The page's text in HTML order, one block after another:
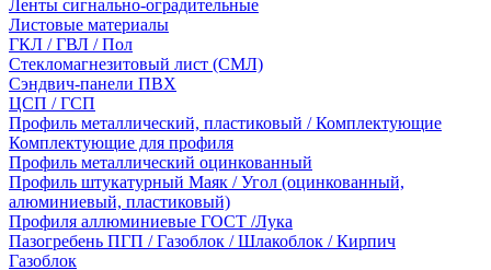
Ленты сигнально-оградительные
Листовые материалы
ГКЛ / ГВЛ / Пол
Стекломагнезитовый лист (СМЛ)
Сэндвич-панели ПВХ
ЦСП / ГСП
Профиль металлический, пластиковый / Комплектующие
Комплектующие для профиля
Профиль металлический оцинкованный
Профиль штукатурный Маяк / Угол (оцинкованный,
алюминиевый, пластиковый)
Профиля аллюминиевые ГОСТ /Лука
Пазогребень ПГП / Газоблок / Шлакоблок / Кирпич
Газоблок